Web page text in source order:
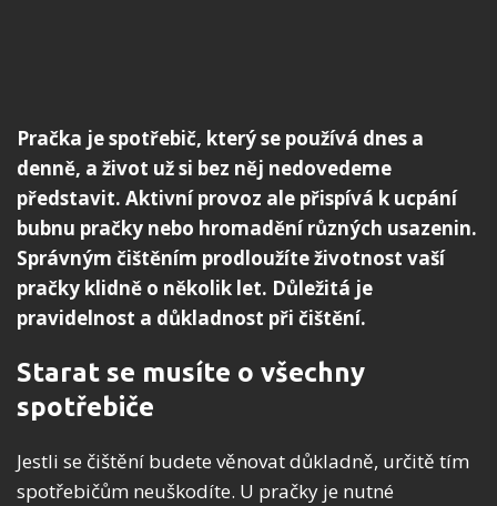
Pračka je spotřebič, který se používá dnes a
denně, a život už si bez něj nedovedeme
představit. Aktivní provoz ale přispívá k ucpání
bubnu pračky nebo hromadění různých usazenin.
Správným čištěním prodloužíte životnost vaší
pračky klidně o několik let. Důležitá je
pravidelnost a důkladnost při čištění.
Starat se musíte o všechny
spotřebiče
Jestli se čištění budete věnovat důkladně, určitě tím
spotřebičům neuškodíte. U pračky je nutné